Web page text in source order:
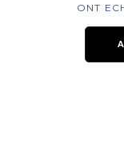
ONT